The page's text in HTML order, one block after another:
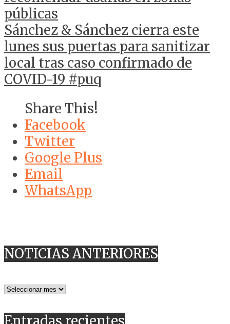
públicas
Sánchez & Sánchez cierra este
lunes sus puertas para sanitizar
local tras caso confirmado de
COVID-19 #puq
Share This!
Facebook
Twitter
Google Plus
Email
WhatsApp
NOTICIAS ANTERIORES
NOTICIAS